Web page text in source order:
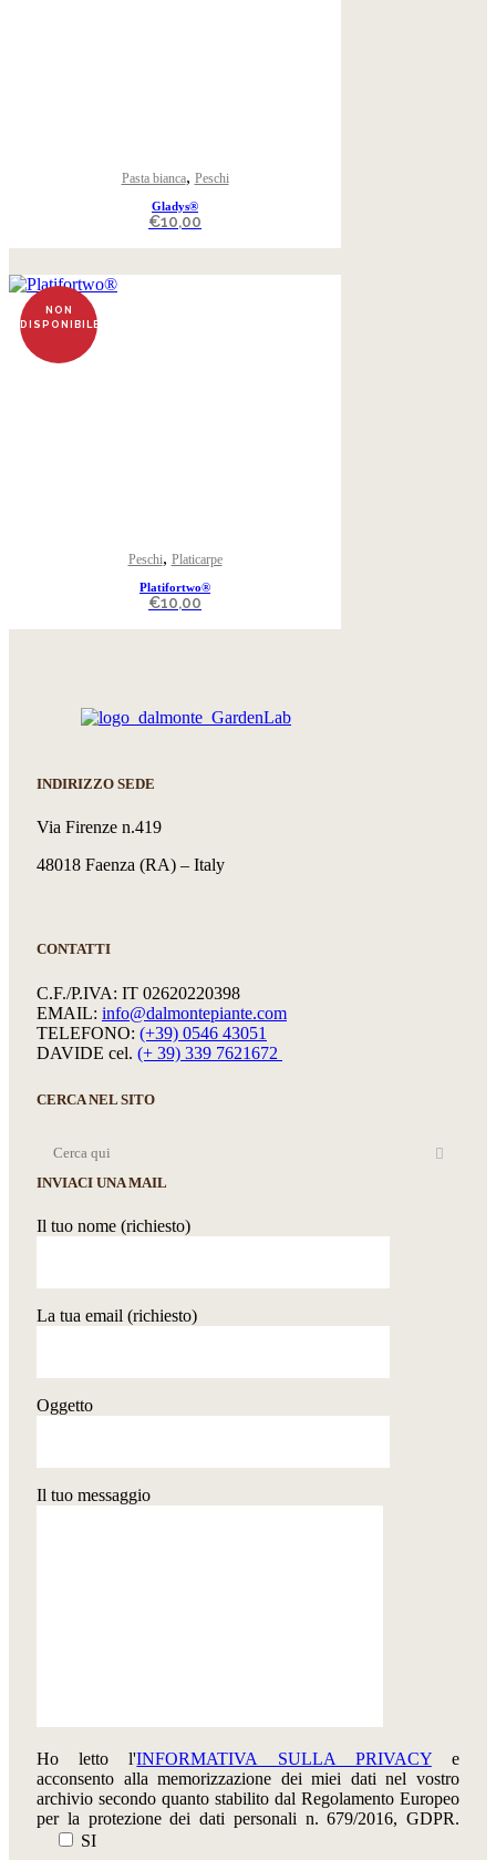
Pasta bianca, Peschi
Gladys®
€10,00
NON
DISPONIBILE
Peschi, Platicarpe
Platifortwo®
€10,00
INDIRIZZO SEDE
Via Firenze n.419
48018 Faenza (RA) – Italy
CONTATTI
C.F./P.IVA: IT 02620220398
EMAIL: info@dalmontepiante.com
TELEFONO: (+39) 0546 43051
DAVIDE cel. (+ 39) 339 7621672
CERCA NEL SITO
INVIACI UNA MAIL
Il tuo nome (richiesto)
La tua email (richiesto)
Oggetto
Il tuo messaggio
Ho letto l'INFORMATIVA SULLA PRIVACYe
acconsento alla memorizzazione dei miei dati nel vostro
archivio secondo quanto stabilito dal Regolamento Europeo
per la protezione dei dati personali n. 679/2016, GDPR.
SI